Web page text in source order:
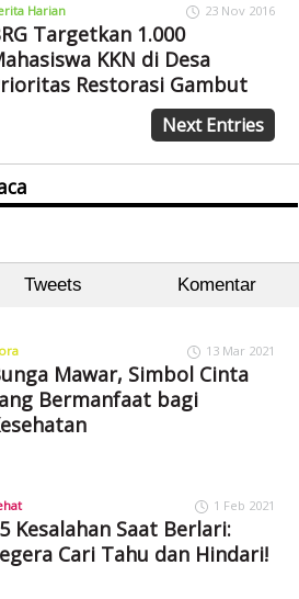
Harian 23 Nov 2016
Targetkan 1.000
KKN di Desa
Restorasi Gambut
Next Entries
Tweets Komentar
13 Mar 2021
Mawar, Simbol Cinta
Bermanfaat bagi
1 Feb 2021
Kesalahan Saat Berlari:
Cari Tahu dan Hindari!